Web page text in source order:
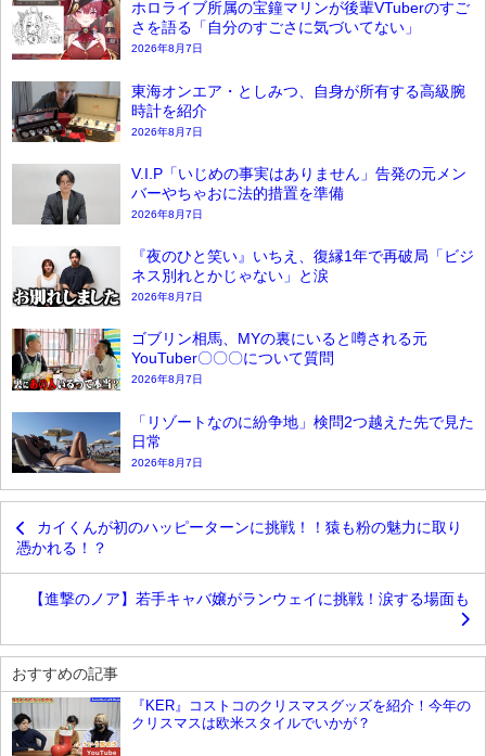
ホロライブ所属の宝鐘マリンが後輩VTuberのすご
さを語る「自分のすごさに気づいてない」
2026年8月7日
東海オンエア・としみつ、自身が所有する高級腕
時計を紹介
2026年8月7日
V.I.P「いじめの事実はありません」告発の元メン
バーやちゃおに法的措置を準備
2026年8月7日
『夜のひと笑い』いちえ、復縁1年で再破局「ビジ
ネス別れとかじゃない」と涙
2026年8月7日
ゴブリン相馬、MYの裏にいると噂される元
YouTuber〇〇〇について質問
2026年8月7日
「リゾートなのに紛争地」検問2つ越えた先で見た
日常
2026年8月7日
カイくんが初のハッピーターンに挑戦！！猿も粉の魅力に取り
憑かれる！？
【進撃のノア】若手キャバ嬢がランウェイに挑戦！涙する場面も
おすすめの記事
YouTube
『KER』コストコのクリスマスグッズを紹介！今年の
クリスマスは欧米スタイルでいかが？